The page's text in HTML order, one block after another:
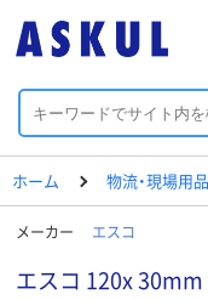
ホーム 物流・現場用
メーカー エスコ
エスコ 120x 30mm